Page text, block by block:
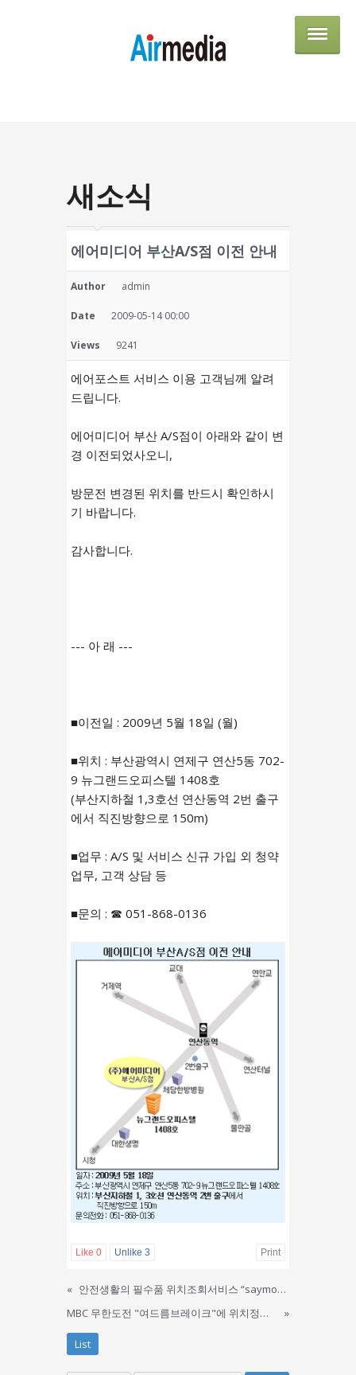
새소식
에어미디어 부산A/S점 이전 안내
Author admin
Date 2009-05-14 00:00
Views 9241
에어포스트 서비스 이용 고객님께 알려
드립니다.
에어미디어 부산 A/S점이 아래와 같이 변
경 이전되었사오니,
방문전 변경된 위치를 반드시 확인하시
기 바랍니다.
감사합니다.
--- 아 래 ---
■이전일 : 2009년 5월 18일 (월)
■위치 : 부산광역시 연제구 연산5동 702-
9 뉴그랜드오피스텔 1408호
(부산지하철 1,3호선 연산동역 2번 출구
에서 직진방향으로 150m)
■업무 : A/S 및 서비스 신규 가입 외 청약
업무, 고객 상담 등
■문의 : ☎ 051-868-0136
Like 0 Unlike 3 Print
«
안전생활의 필수품 위치조회서비스 “saymom”
MBC 무한도전 "여드름브레이크"에 위치정보서비스 제공
»
List